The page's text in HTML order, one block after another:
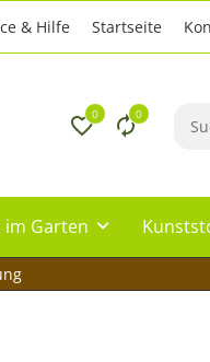
& Hilfe Startseite
0 0
im Garten